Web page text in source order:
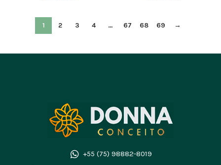
1 2 3 4 … 67 68 69 →
+55 (75) 98882-8019